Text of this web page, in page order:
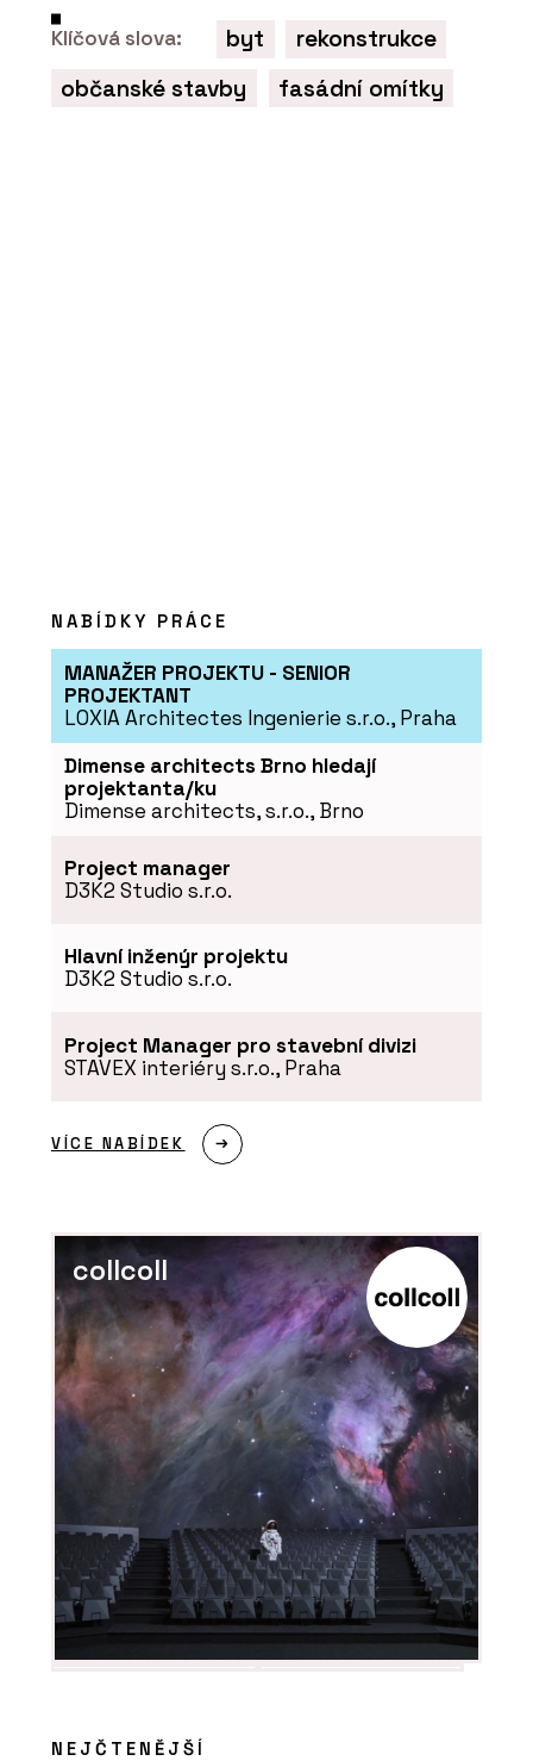
Klíčová slova: byt
rekonstrukce
občanské stavby
fasádní omítky
NABÍDKY PRÁCE
MANAŽER PROJEKTU - SENIOR
PROJEKTANT
LOXIA Architectes Ingenierie s.r.o., Praha
Dimense architects Brno hledají
projektanta/ku
Dimense architects, s.r.o., Brno
Project manager
D3K2 Studio s.r.o.
Hlavní inženýr projektu
D3K2 Studio s.r.o.
Project Manager pro stavební divizi
STAVEX interiéry s.r.o., Praha
VÍCE NABÍDEK
collcoll
NEJČTENĚJŠÍ